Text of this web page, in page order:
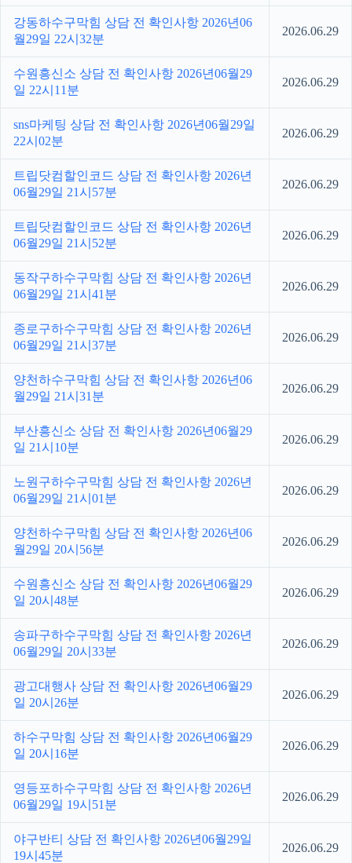
강동하수구막힘 상담 전 확인사항 2026년06
월29일 22시32분
2026.06.29
수원흥신소 상담 전 확인사항 2026년06월29
일 22시11분
2026.06.29
sns마케팅 상담 전 확인사항 2026년06월29일
22시02분
2026.06.29
트립닷컴할인코드 상담 전 확인사항 2026년
06월29일 21시57분
2026.06.29
트립닷컴할인코드 상담 전 확인사항 2026년
06월29일 21시52분
2026.06.29
동작구하수구막힘 상담 전 확인사항 2026년
06월29일 21시41분
2026.06.29
종로구하수구막힘 상담 전 확인사항 2026년
06월29일 21시37분
2026.06.29
양천하수구막힘 상담 전 확인사항 2026년06
월29일 21시31분
2026.06.29
부산흥신소 상담 전 확인사항 2026년06월29
일 21시10분
2026.06.29
노원구하수구막힘 상담 전 확인사항 2026년
06월29일 21시01분
2026.06.29
양천하수구막힘 상담 전 확인사항 2026년06
월29일 20시56분
2026.06.29
수원흥신소 상담 전 확인사항 2026년06월29
일 20시48분
2026.06.29
송파구하수구막힘 상담 전 확인사항 2026년
06월29일 20시33분
2026.06.29
광고대행사 상담 전 확인사항 2026년06월29
일 20시26분
2026.06.29
하수구막힘 상담 전 확인사항 2026년06월29
일 20시16분
2026.06.29
영등포하수구막힘 상담 전 확인사항 2026년
06월29일 19시51분
2026.06.29
야구반티 상담 전 확인사항 2026년06월29일
19시45분
2026.06.29